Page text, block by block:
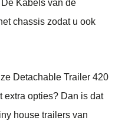
Kabels van de
chassis zodat u ook
Detachable Trailer 420
extra opties? Dan is dat
house trailers van